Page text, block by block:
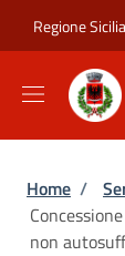
Regione Sicilia
Home /
non